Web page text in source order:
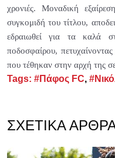
χρονιές. Μοναδική
συγκομιδή του τίτλου,
εδραιωθεί για τα καλά
ποδοσφαίρου,
που τέθηκαν στην αρχή της
Tags: #Πάφος FC,
ΣΧΕΤΙΚΆ